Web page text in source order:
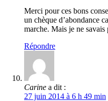
Merci pour ces bons
un chèque d’abondance
marche. Mais je ne
Répondre
Carine a dit :
27 juin 2014 à 6 h 49 min